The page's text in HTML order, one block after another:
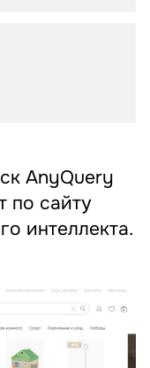
AnyQuery
по сайту
интеллекта.